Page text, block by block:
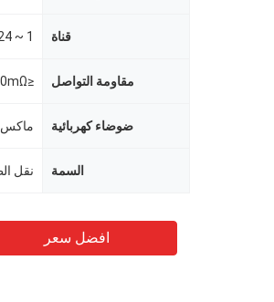
قناة 1 ~ 24
مقاومة التواصل ≤10mΩ (50 دورة في الدقيقة)
ضوضاء كهربائية ماكس 30 مΩ
السمة
افضل سعر